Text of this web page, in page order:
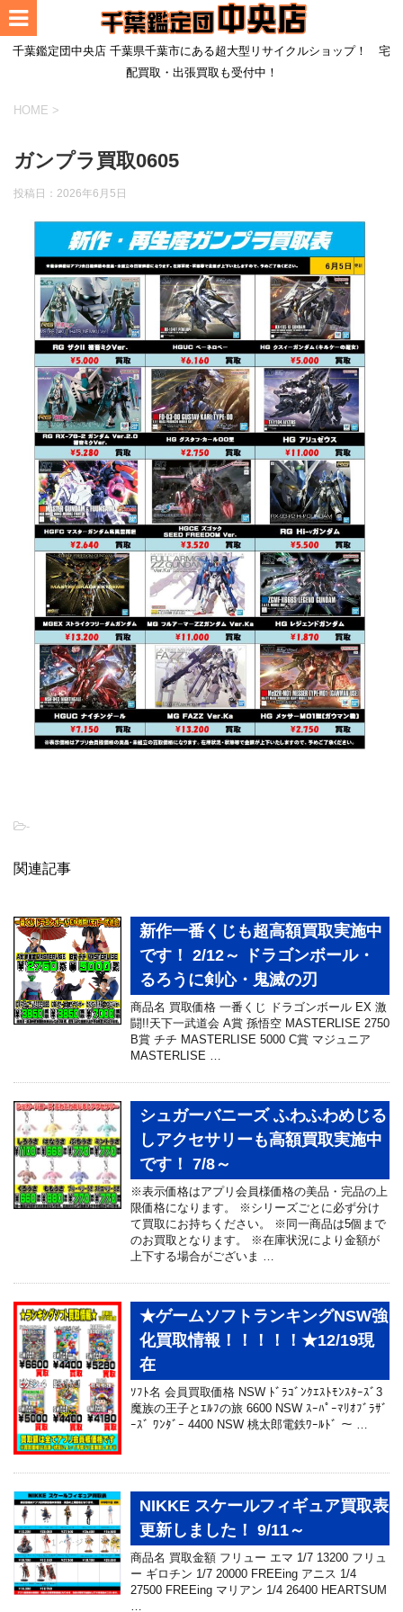
千葉鑑定団中央店 千葉県千葉市にある超大型リサイクルショップ！ 宅
配買取・出張買取も受付中！
HOME >
ガンプラ買取0605
投稿日： 2026年6月5日
-
関連記事
新作一番くじも超高額買取実施中
です！ 2/12～ ドラゴンボール・
るろうに剣心・鬼滅の刃
商品名 買取価格 一番くじ ドラゴンボール EX 激
闘!!天下一武道会 A賞 孫悟空 MASTERLISE 2750
B賞 チチ MASTERLISE 5000 C賞 マジュニア
MASTERLISE …
シュガーバニーズ ふわふわめじる
しアクセサリーも高額買取実施中
です！ 7/8～
※表示価格はアプリ会員様価格の美品・完品の上
限価格になります。 ※シリーズごとに必ず分け
て買取にお持ちください。 ※同一商品は5個まで
のお買取となります。 ※在庫状況により金額が
上下する場合がございま …
★ゲームソフトランキングNSW強
化買取情報！！！！！★12/19現
在
ｿﾌﾄ名 会員買取価格 NSW ﾄﾞﾗｺﾞﾝｸｴｽﾄﾓﾝｽﾀｰｽﾞ3
魔族の王子とｴﾙﾌの旅 6600 NSW ｽｰﾊﾟｰﾏﾘｵﾌﾞﾗｻﾞ
ｰｽﾞ ﾜﾝﾀﾞｰ 4400 NSW 桃太郎電鉄ﾜｰﾙﾄﾞ ～ …
NIKKE スケールフィギュア買取表
更新しました！ 9/11～
商品名 買取金額 フリュー エマ 1/7 13200 フリュ
ー ギロチン 1/7 20000 FREEing アニス 1/4
27500 FREEing マリアン 1/4 26400 HEARTSUM